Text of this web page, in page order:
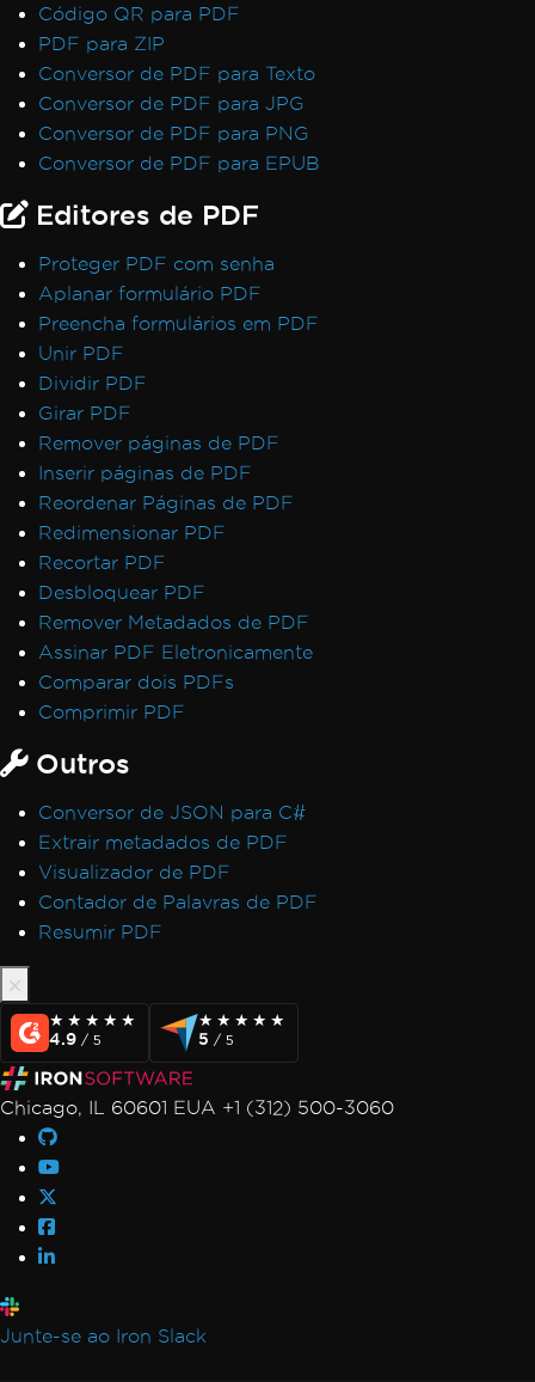
Código QR para PDF
PDF para ZIP
Conversor de PDF para Texto
Conversor de PDF para JPG
Conversor de PDF para PNG
Conversor de PDF para EPUB
Editores de PDF
Proteger PDF com senha
Aplanar formulário PDF
Preencha formulários em PDF
Unir PDF
Dividir PDF
Girar PDF
Remover páginas de PDF
Inserir páginas de PDF
Reordenar Páginas de PDF
Redimensionar PDF
Recortar PDF
Desbloquear PDF
Remover Metadados de PDF
Assinar PDF Eletronicamente
Comparar dois PDFs
Comprimir PDF
Outros
Conversor de JSON para C#
Extrair metadados de PDF
Visualizador de PDF
Contador de Palavras de PDF
Resumir PDF
★★★★★
★★★★★
4.9 / 5
★★★★★
★★★★★
5 / 5
Chicago, IL 60601 EUA +1 (312) 500-3060
Junte-se ao Iron Slack